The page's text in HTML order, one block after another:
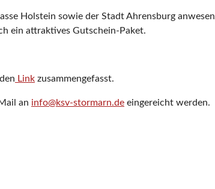
Holstein sowie der Stadt Ahrensburg
ein attraktives Gutschein-Paket.
Link zusammengefasst.
an info@ksv-stormarn.de eingereicht werden.